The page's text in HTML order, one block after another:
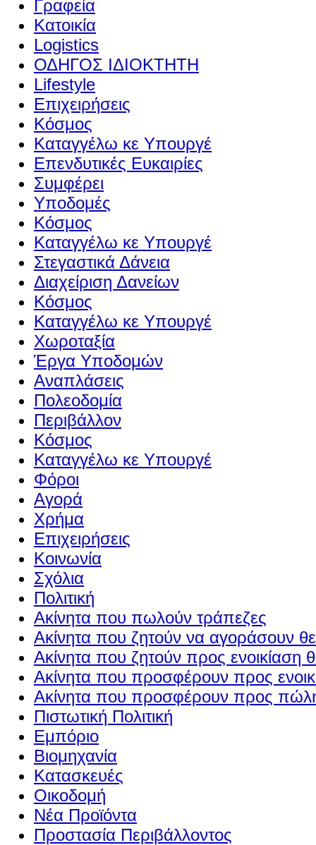
Γραφεία
Κατοικία
Logistics
ΟΔΗΓΟΣ ΙΔΙΟΚΤΗΤΗ
Lifestyle
Επιχειρήσεις
Κόσμος
Καταγγέλω κε Υπουργέ
Επενδυτικές Ευκαιρίες
Συμφέρει
Υποδομές
Κόσμος
Καταγγέλω κε Υπουργέ
Στεγαστικά Δάνεια
Διαχείριση Δανείων
Κόσμος
Καταγγέλω κε Υπουργέ
Χωροταξία
Έργα Υποδομών
Αναπλάσεις
Πολεοδομία
Περιβάλλον
Κόσμος
Καταγγέλω κε Υπουργέ
Φόροι
Αγορά
Χρήμα
Επιχειρήσεις
Κοινωνία
Σχόλια
Πολιτική
Ακίνητα που πωλούν τράπεζες
Ακίνητα που ζητούν να αγοράσουν
Ακίνητα που ζητούν προς ενοικίαση
Ακίνητα που προσφέρουν προς
Ακίνητα που προσφέρουν προς
Πιστωτική Πολιτική
Εμπόριο
Βιομηχανία
Κατασκευές
Οικοδομή
Νέα Προϊόντα
Προστασία Περιβάλλοντος